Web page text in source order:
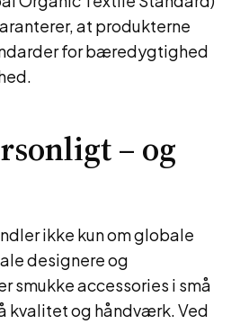
at produkterne
for bæredygtighed
– og
ikke kun om globale
designere og
smukke accessories i små
kvalitet og håndværk. Ved